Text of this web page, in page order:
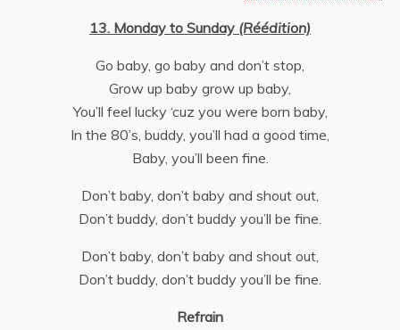
13. Monday to Sunday (Réédition)
Go baby, go baby and don’t stop,
Grow up baby grow up baby,
You’ll feel lucky ‘cuz you were born baby,
In the 80’s, buddy, you’ll had a good time,
Baby, you’ll been fine.
Don’t baby, don’t baby and shout out,
Don’t buddy, don’t buddy you’ll be fine.
Don’t baby, don’t baby and shout out,
Don’t buddy, don’t buddy you’ll be fine.
Refrain